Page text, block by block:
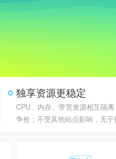
独享资源更稳定
CPU、内存、带宽资源相互隔
争抢；不受其他站点影响，无干